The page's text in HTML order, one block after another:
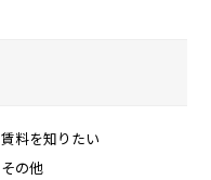
賃料を知りたい
その他